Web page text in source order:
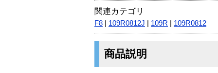
関連カテゴリ
F8 109R0812J 109R 109R0812
商品説明